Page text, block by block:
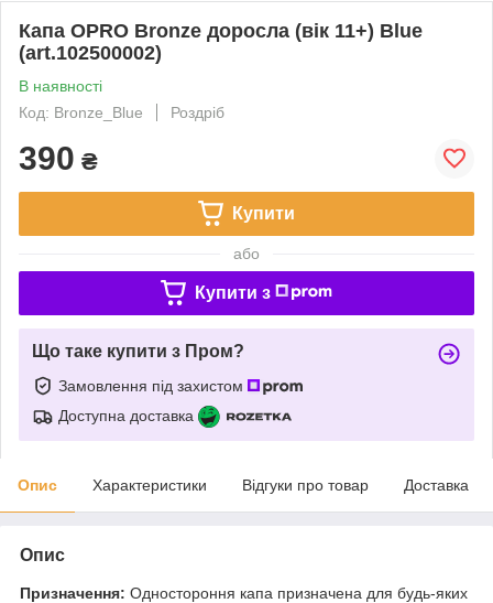
Капа OPRO Bronze доросла (вік 11+) Blue
(art.102500002)
В наявності
Код: Bronze_Blue
Роздріб
390 ₴
Купити
або
Купити з
Що таке купити з Пром?
Замовлення під захистом
Доступна доставка
Опис Характеристики Відгуки про товар Доставка
Опис
Призначення: Одностороння капа призначена для будь-яких